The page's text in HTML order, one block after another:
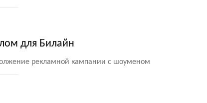
для Билайн
рекламной кампании с шоуменом